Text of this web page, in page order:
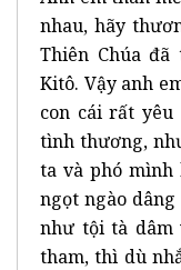
nhau, hãy
Thiên Chúa
Kitô. Vậy anh
con cái rất yêu
tình thương,
ta và phó mình
ngọt ngào
như tội tà dâm
tham, thì dù